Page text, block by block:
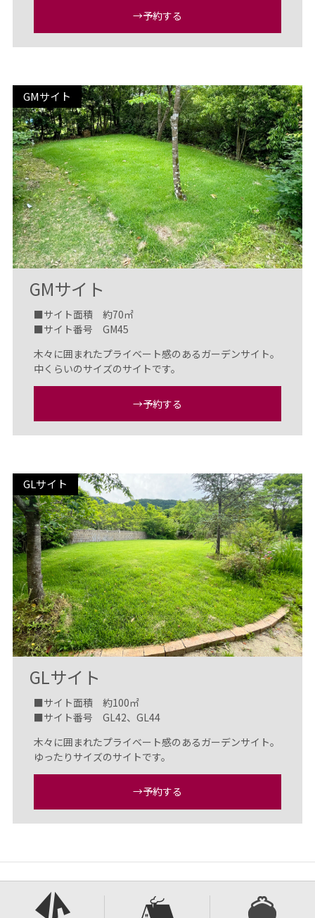
→予約する
GMサイト
GMサイト
■サイト面積 約70㎡
■サイト番号 GM45
木々に囲まれたプライベート感のあるガーデンサイト。
中くらいのサイズのサイトです。
→予約する
GLサイト
GLサイト
■サイト面積 約100㎡
■サイト番号 GL42、GL44
木々に囲まれたプライベート感のあるガーデンサイト。
ゆったりサイズのサイトです。
→予約する